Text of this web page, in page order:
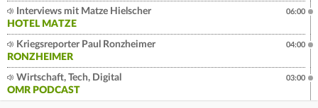
Interviews mit Matze Hielscher
HOTEL MATZE
06:00
Kriegsreporter Paul Ronzheimer
RONZHEIMER
04:00
Wirtschaft, Tech, Digital
OMR PODCAST
03:00